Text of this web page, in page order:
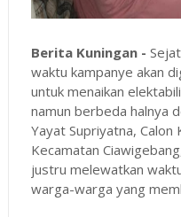
Berita Kuningan -
waktu kampanye akan
untuk menaikan
namun berbeda halnya
Yayat Supriyatna, Calon
Kecamatan
justru melewatkan
warga-warga yang